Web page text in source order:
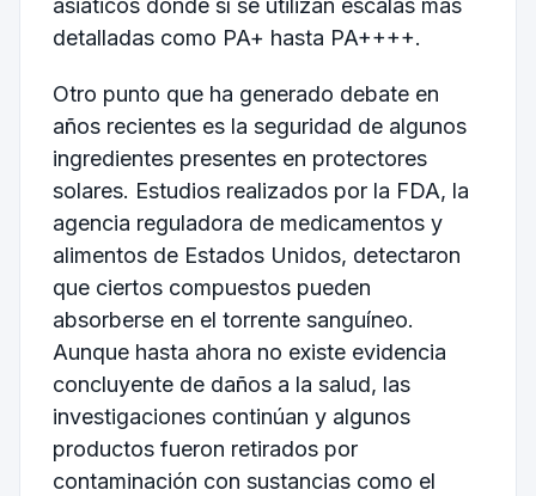
asiáticos donde sí se utilizan escalas más
detalladas como PA+ hasta PA++++.
Otro punto que ha generado debate en
años recientes es la seguridad de algunos
ingredientes presentes en protectores
solares. Estudios realizados por la FDA, la
agencia reguladora de medicamentos y
alimentos de Estados Unidos, detectaron
que ciertos compuestos pueden
absorberse en el torrente sanguíneo.
Aunque hasta ahora no existe evidencia
concluyente de daños a la salud, las
investigaciones continúan y algunos
productos fueron retirados por
contaminación con sustancias como el